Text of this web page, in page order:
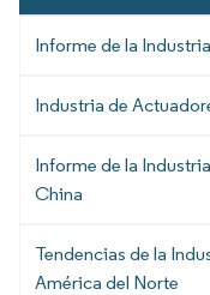
Informe de la
Industria de
Informe de la
China
Tendencias de la
América del Norte